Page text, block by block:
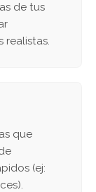
de tus
realistas.
que
(ej: